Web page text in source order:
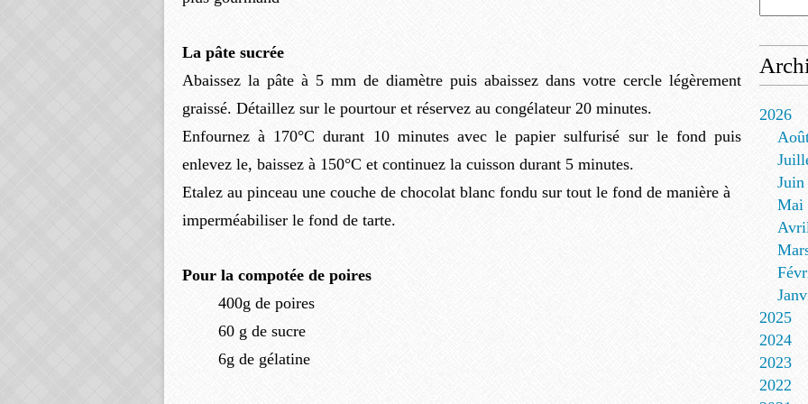
La pâte sucrée
Abaissez la pâte à 5 mm de diamètre puis abaissez dans votre cercle légèrement
graissé. Détaillez sur le pourtour et réservez au congélateur 20 minutes.
Enfournez à 170°C durant 10 minutes avec le papier sulfurisé sur le fond puis
enlevez le, baissez à 150°C et continuez la cuisson durant 5 minutes.
Etalez au pinceau une couche de chocolat blanc fondu sur tout le fond de manière à
imperméabiliser le fond de tarte.
Pour la compotée de poires
400g de poires
60 g de sucre
6g de gélatine
2026
Juin
Mai
2025
2024
2023
2022